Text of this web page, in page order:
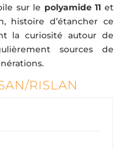
sur le polyamide 11 et
histoire d’étancher ce
la curiosité autour de
sources de
RISLAN